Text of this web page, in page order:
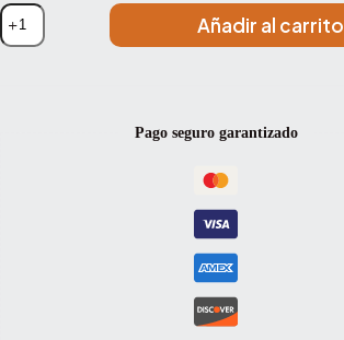
Viola
Kreutzer
School
Añadir al carrito
Pago seguro garantizado